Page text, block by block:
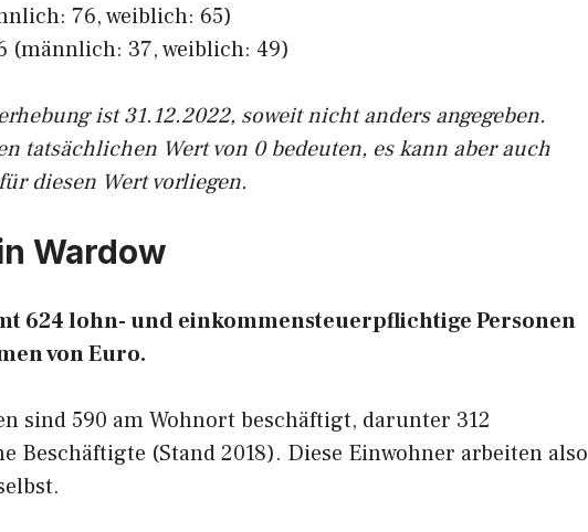
76, weiblich: 65)
(männlich: 37, weiblich: 49)
ist 31.12.2022, soweit nicht anders angegeben.
tatsächlichen Wert von 0 bedeuten, es kann aber auch
diesen Wert vorliegen.
Wardow
624 lohn- und einkommensteuerpflichtige Personen
von Euro.
sind 590 am Wohnort beschäftigt, darunter 312
Beschäftigte (Stand 2018). Diese Einwohner arbeiten also